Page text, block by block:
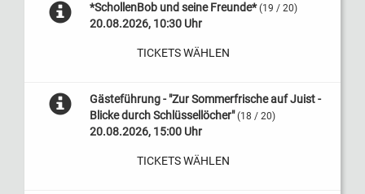
*SchollenBob und seine Freunde* (19 / 20)
20.08.2026, 10:30 Uhr
TICKETS WÄHLEN
Gästeführung - "Zur Sommerfrische auf Juist -
Blicke durch Schlüssellöcher" (18 / 20)
20.08.2026, 15:00 Uhr
TICKETS WÄHLEN